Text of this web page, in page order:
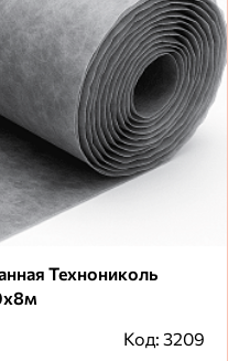
Технониколь
Код: 3209